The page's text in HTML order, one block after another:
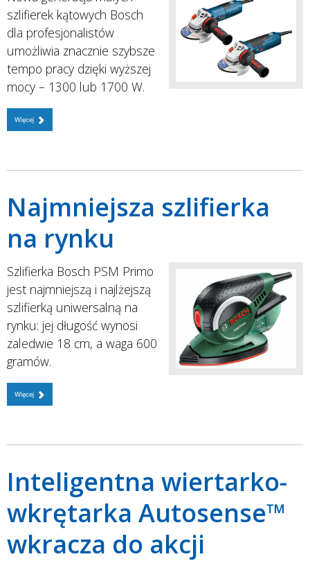
szlifierek kątowych Bosch
dla profesjonalistów
umożliwia znacznie szybsze
tempo pracy dzięki wyższej
mocy – 1300 lub 1700 W.
Więcej
Najmniejsza szlifierka
na rynku
Szlifierka Bosch PSM Primo
jest najmniejszą i najlżejszą
szlifierką uniwersalną na
rynku: jej długość wynosi
zaledwie 18 cm, a waga 600
gramów.
Więcej
Inteligentna wiertarko-
wkrętarka Autosense™
wkracza do akcji